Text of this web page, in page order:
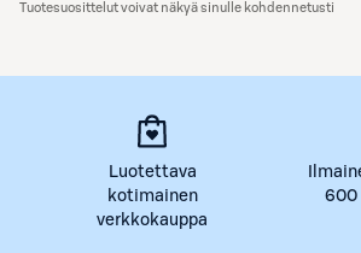
Tuotesuosittelut voivat näkyä sinulle kohdennetusti
Luotettava
kotimainen
verkkokauppa
600